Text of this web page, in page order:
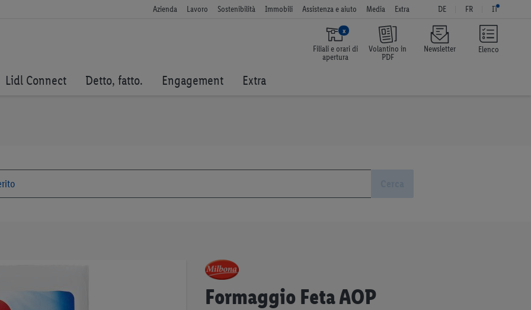
Elenco
Azienda Lavoro Sostenibilità Immobili Assistenza e aiuto Media Extra DE FR IT
x
Filiali e orari di
apertura
Volantino in
PDF
Newsletter
Lidl Connect Detto, fatto. Engagement Extra
Formaggio Feta AOP
all'inizio
galleria